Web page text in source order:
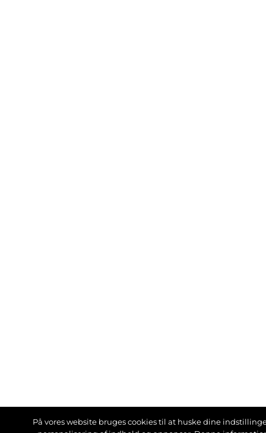
På vores website bruges cookies til at huske dine